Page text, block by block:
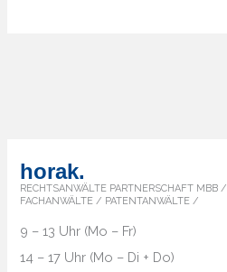
zusammengehört
horak.
RECHTSANWÄLTE PARTNERSCHAFT MBB /
FACHANWÄLTE / PATENTANWÄLTE /
9 – 13 Uhr (Mo – Fr)
14 – 17 Uhr (Mo – Di + Do)